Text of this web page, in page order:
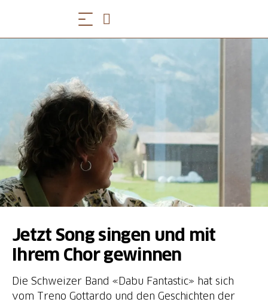
Jetzt Song singen und mit
Ihrem Chor gewinnen
Die Schweizer Band «Dabu Fantastic» hat sich
vom Treno Gottardo und den Geschichten der